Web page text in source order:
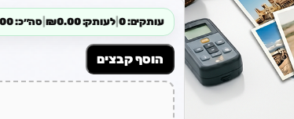
עותקים: 0 |לעותק: ₪0.00 | סה״כ: ₪0.00
הוסף קבצים